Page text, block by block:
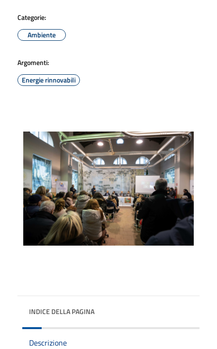
Categorie:
Ambiente
Argomenti:
Energie rinnovabili
INDICE DELLA PAGINA
Descrizione